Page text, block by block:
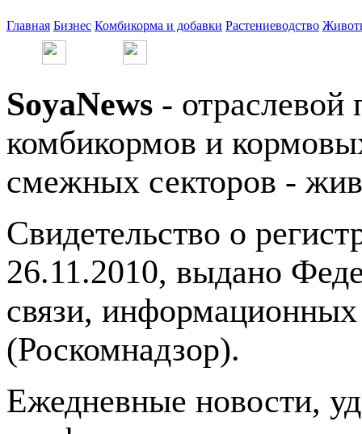
Главная Бизнес Комбикорма и добавки Растениеводство
SoyaNews - отраслевой
комбикормов и
смежных секторов -
Свидетельство о
26.11.2010, выдано
связи,
(Роскомнадзор).
Ежедневные новости,